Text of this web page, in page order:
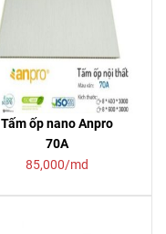
Tấm ốp nano Anpro
70A
85,000/md